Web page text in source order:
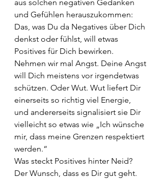
aus solchen negativen Gedanken
und Gefühlen herauszukommen:
Das, was Du da Negatives über Dich
denkst oder fühlst, will etwas
Positives für Dich bewirken.
Nehmen wir mal Angst. Deine Angst
will Dich meistens vor irgendetwas
schützen. Oder Wut. Wut liefert Dir
einerseits so richtig viel Energie,
und andererseits signalisiert sie Dir
vielleicht so etwas wie „Ich wünsche
mir, dass meine Grenzen respektiert
werden.“
Was steckt Positives hinter Neid?
Der Wunsch, dass es Dir gut geht.